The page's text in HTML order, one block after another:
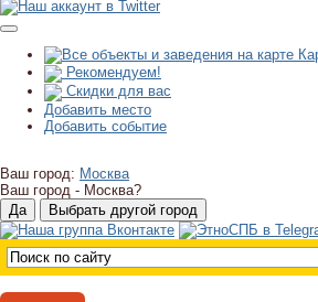
Рекомендуем!
Скидки для вас
Добавить место
Добавить событие
Ваш город: Москва
Ваш город - Москва?